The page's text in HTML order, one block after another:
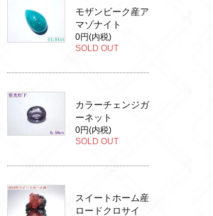
モザンビーク産ア
マゾナイト
0円(内税)
SOLD OUT
カラーチェンジガ
ーネット
0円(内税)
SOLD OUT
スイートホーム産
ロードクロサイ